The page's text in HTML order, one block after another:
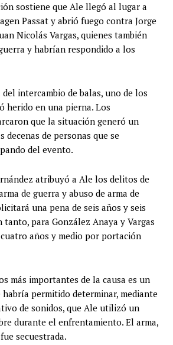
sostiene que Ale llegó al lugar a
Passat y abrió fuego contra Jorge
Nicolás Vargas, quienes también
y habrían respondido a los
intercambio de balas, uno de los
herido en una pierna. Los
que la situación generó un
decenas de personas que se
del evento.
atribuyó a Ale los delitos de
de guerra y abuso de arma de
una pena de seis años y seis
tanto, para González Anaya y Vargas
años y medio por portación
más importantes de la causa es un
permitido determinar, mediante
de sonidos, que Ale utilizó un
durante el enfrentamiento. El arma,
secuestrada.